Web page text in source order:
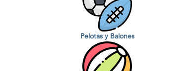
Pelotas y Balones